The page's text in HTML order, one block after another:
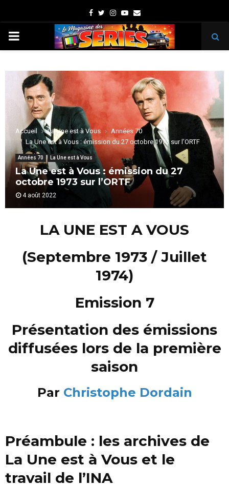
Facebook
TwitterInstagram
Youtube
Email
PRIMARY
Accueil La Une est à Vous
Années 70
La Une est à Vous : émission du 27 octobre 1973 sur l’ORTF
Années 70 La Une est à Vous
La Une est à Vous : émission du 27
octobre 1973 sur l’ORTF
4 août 2022
LA UNE EST A VOUS
(Septembre 1973 / Juillet
1974)
Emission 7
Présentation des émissions
diffusées lors de la première
saison
Par Christophe Dordain
Préambule : les archives de
La Une est à Vous et le
travail de l’INA